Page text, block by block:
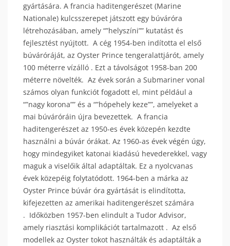
gyártására. A francia haditengerészet (Marine
Nationale) kulcsszerepet játszott egy búváróra
létrehozásában, amely “”helyszíni”” kutatást és
fejlesztést nyújtott. A cég 1954-ben indította el első
búváróráját, az Oyster Prince tengeralattjárót, amely
100 méterre vízálló . Ezt a távolságot 1958-ban 200
méterre növelték. Az évek során a Submariner vonal
számos olyan funkciót fogadott el, mint például a
“”nagy korona”” és a “”hópehely keze””, amelyeket a
mai búváróráin újra bevezettek. A francia
haditengerészet az 1950-es évek közepén kezdte
használni a búvár órákat. Az 1960-as évek végén úgy,
hogy mindegyiket katonai kiadású hevederekkel, vagy
maguk a viselőik által adaptáltak. Ez a nyolcvanas
évek közepéig folytatódott. 1964-ben a márka az
Oyster Prince búvár óra gyártását is elindította,
kifejezetten az amerikai haditengerészet számára
. Időközben 1957-ben elindult a Tudor Advisor,
amely riasztási komplikációt tartalmazott . Az első
modellek az Oyster tokot használták és adaptálták a